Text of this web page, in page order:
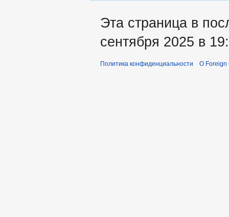
Эта страница в
сентября 2025 в
Политика конфиденциальности О Foreign